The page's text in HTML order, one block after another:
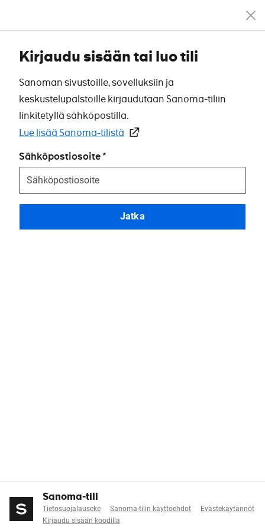
Kirjaudu sisään tai luo tili
Sanoman sivustoille, sovelluksiin ja
keskustelupalstoille kirjaudutaan Sanoma-tiliin
linkitetyllä sähköpostilla.
Lue lisää Sanoma-tilistä
Sähköpostiosoite
Jatka
Sanoma-tili
Tietosuojalauseke Sanoma-tilin käyttöehdot
Evästekäytännöt
Kirjaudu sisään koodilla